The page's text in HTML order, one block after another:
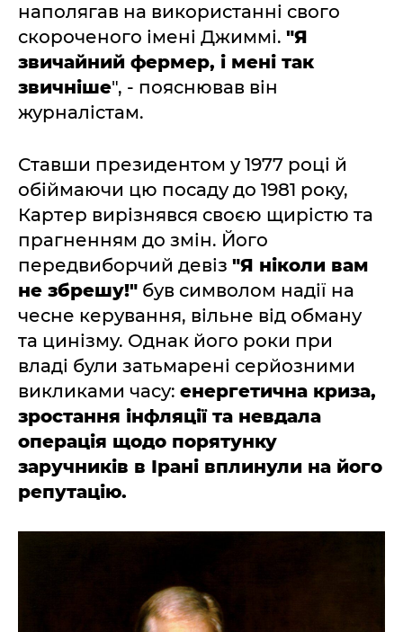
наполягав на використанні свого
скороченого імені Джиммі. "Я
звичайний фермер, і мені так
звичніше", - пояснював він
журналістам.
Ставши президентом у 1977 році й
обіймаючи цю посаду до 1981 року,
Картер вирізнявся своєю щирістю та
прагненням до змін. Його
передвиборчий девіз "Я ніколи вам
не збрешу!" був символом надії на
чесне керування, вільне від обману
та цинізму. Однак його роки при
владі були затьмарені серйозними
викликами часу: енергетична криза,
зростання інфляції та невдала
операція щодо порятунку
заручників в Ірані вплинули на його
репутацію.